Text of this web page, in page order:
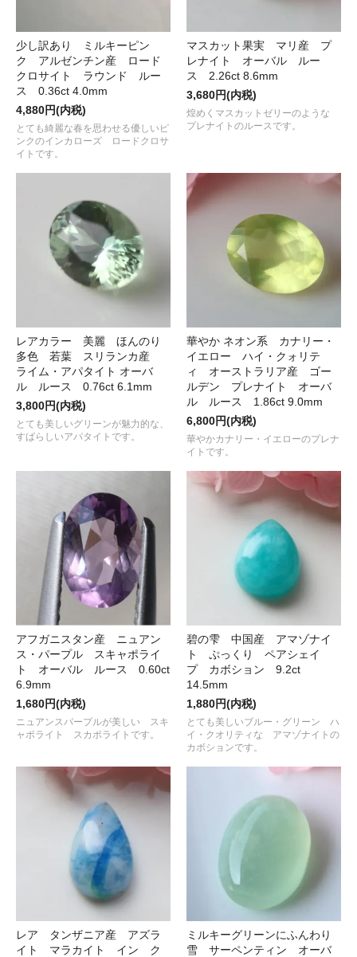
少し訳あり ミルキーピン
ク アルゼンチン産 ロード
クロサイト ラウンド ルー
ス 0.36ct 4.0mm
4,880円(内税)
とても綺麗な春を思わせる優しいピ
ンクのインカローズ ロードクロサ
イトです。
マスカット果実 マリ産 プ
レナイト オーバル ルー
ス 2.26ct 8.6mm
3,680円(内税)
煌めくマスカットゼリーのような
プレナイトのルースです。
レアカラー 美麗 ほんのり
多色 若葉 スリランカ産
ライム・アパタイト オーバ
ル ルース 0.76ct 6.1mm
3,800円(内税)
とても美しいグリーンが魅力的な、
すばらしいアパタイトです。
華やか ネオン系 カナリー・
イエロー ハイ・クォリテ
ィ オーストラリア産 ゴー
ルデン プレナイト オーバ
ル ルース 1.86ct 9.0mm
6,800円(内税)
華やかカナリー・イエローのプレナ
イトです。
アフガニスタン産 ニュアン
ス・パープル スキャポライ
ト オーバル ルース 0.60ct
6.9mm
1,680円(内税)
ニュアンスパープルが美しい スキ
ャポライト スカポライトです。
碧の雫 中国産 アマゾナイ
ト ぷっくり ペアシェイ
プ カボション 9.2ct
14.5mm
1,880円(内税)
とても美しいブルー・グリーン ハ
イ・クオリティな アマゾナイトの
カボションです。
レア タンザニア産 アズラ
イト マラカイト イン ク
ミルキーグリーンにふんわり
雪 サーペンティン オーバ